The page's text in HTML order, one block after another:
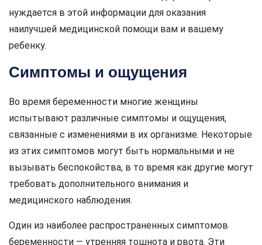
нуждается в этой информации для оказания
наилучшей медицинской помощи вам и вашему
ребенку.
Симптомы и ощущения
Во время беременности многие женщины
испытывают различные симптомы и ощущения,
связанные с изменениями в их организме. Некоторые
из этих симптомов могут быть нормальными и не
вызывать беспокойства, в то время как другие могут
требовать дополнительного внимания и
медицинского наблюдения.
Один из наиболее распространенных симптомов
беременности — утренняя тошнота и рвота. Эти